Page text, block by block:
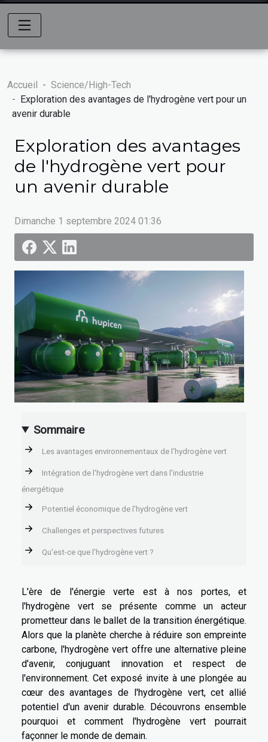
Accueil
Science/High-Tech
Exploration des avantages de l'hydrogène vert pour un
avenir durable
Exploration des avantages
de l'hydrogène vert pour
un avenir durable
Dimanche 1 septembre 2024 01:36
Sommaire
Les avantages environnementaux de l'hydrogène vert
Intégration de l'hydrogène vert dans l'industrie
énergétique
Potentiel économique de l'hydrogène vert
Challenges et perspectives futures
Qu'est-ce que l'hydrogène vert ?
L'ère de l'énergie verte est à nos portes, et
l'hydrogène vert se présente comme un acteur
prometteur dans le ballet de la transition énergétique.
Alors que la planète cherche à réduire son empreinte
carbone, l'hydrogène vert offre une alternative pleine
d'avenir, conjuguant innovation et respect de
l'environnement. Cet exposé invite à une plongée au
cœur des avantages de l'hydrogène vert, cet allié
potentiel d'un avenir durable. Découvrons ensemble
pourquoi et comment l'hydrogène vert pourrait
façonner le monde de demain.